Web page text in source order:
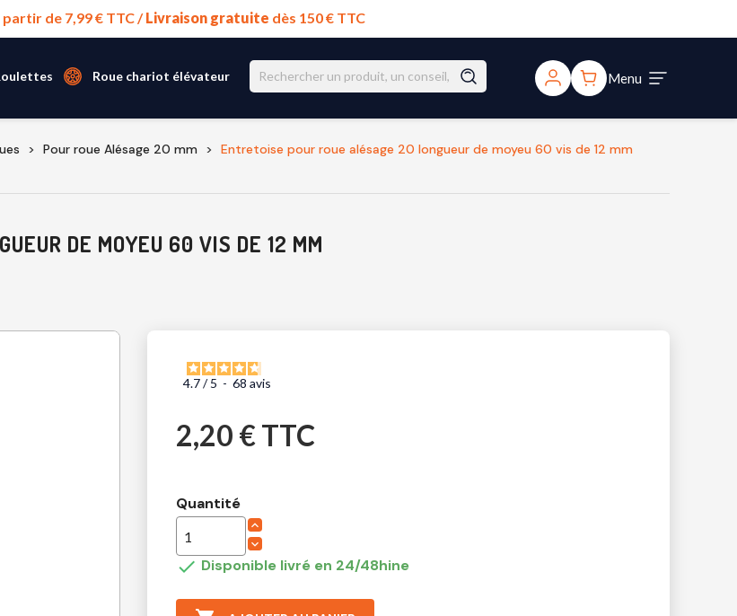
de 7,99 € TTC /Livraison gratuite dès 150 € TTC
Roue chariot élévateur Menu
Pour roue Alésage 20 mm Entretoise pour roue alésage 20 longueur de moyeu 60 vis de 12 mm
DE MOYEU 60 VIS DE 12 MM
4.7/ 5 - 68 avis
2,20 € TTC
Quantité
 Disponible livré en 24/48hine